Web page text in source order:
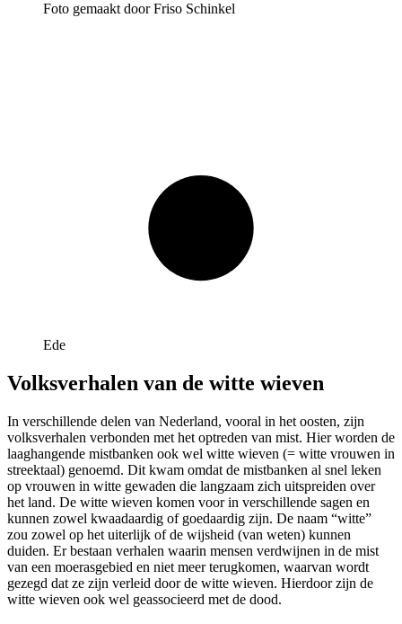
Foto gemaakt door Friso Schinkel
Ede
Volksverhalen van de witte wieven
In verschillende delen van Nederland, vooral in het oosten, zijn
volksverhalen verbonden met het optreden van mist. Hier worden de
laaghangende mistbanken ook wel witte wieven (= witte vrouwen in
streektaal) genoemd. Dit kwam omdat de mistbanken al snel leken
op vrouwen in witte gewaden die langzaam zich uitspreiden over
het land. De witte wieven komen voor in verschillende sagen en
kunnen zowel kwaadaardig of goedaardig zijn. De naam “witte”
zou zowel op het uiterlijk of de wijsheid (van weten) kunnen
duiden. Er bestaan verhalen waarin mensen verdwijnen in de mist
van een moerasgebied en niet meer terugkomen, waarvan wordt
gezegd dat ze zijn verleid door de witte wieven. Hierdoor zijn de
witte wieven ook wel geassocieerd met de dood.